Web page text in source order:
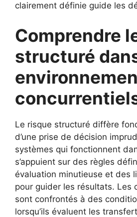
clairement définie guide les
Comprendre
structuré
Le risque structuré diffère
d’une prise de décision
systèmes qui fonctionnent
s’appuient sur des règles
évaluation minutieuse et des
pour guider les résultats. Les
sont confrontés à des
lorsqu’ils évaluent les